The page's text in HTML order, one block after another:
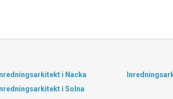
Inredningsarkitekt i Nacka
Inredningsarkitekt i Solna